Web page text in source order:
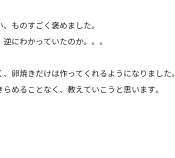
ものすごく褒めました。
にわかっていたのか。。。
卵焼きだけは作ってくれるようになりました。
めることなく、教えていこうと思います。